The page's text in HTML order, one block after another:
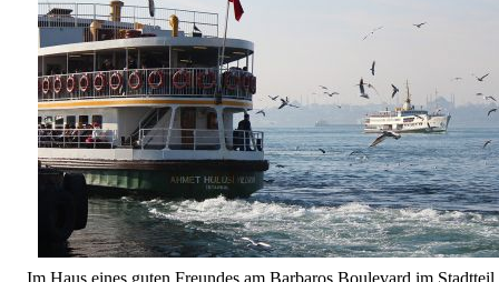
Im Haus eines guten Freundes am Barbaros Boulevard im Stadtteil